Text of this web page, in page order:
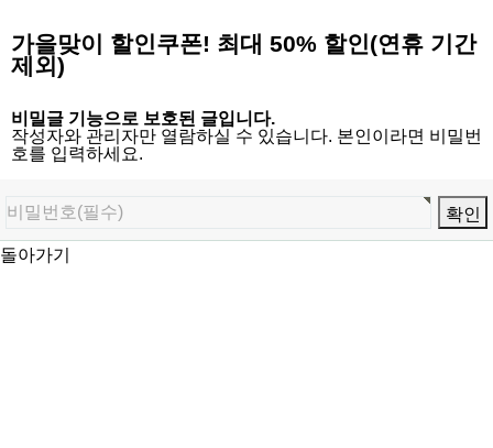
가을맞이 할인쿠폰! 최대 50% 할인(연휴 기간
제외)
비밀글 기능으로 보호된 글입니다.
작성자와 관리자만 열람하실 수 있습니다. 본인이라면 비밀번
호를 입력하세요.
돌아가기